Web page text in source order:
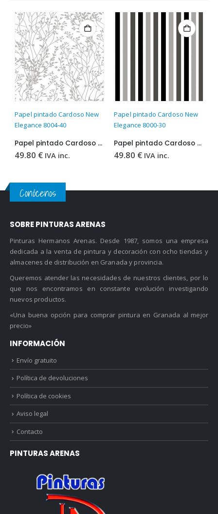
Papel pintado Cardoso New
Elegance 8004-40
Papel pintado Cardoso New Elegance 8004-40
49.80 € IVA inc.
Papel pintado Cardoso New
Elegance 8000-30
Papel pintado Cardoso New Elegance 8000-30
49.80 € IVA inc.
Conócenos
SOBRE PINTURAS ARENAS
Pinturas Hermanos Arenas. Desde 1987, somos una empresa
dedicada a la venta de pintura y decoración con ocho tiendas y
almacenes de distribución en Granada y provincia.
Queremos atender las necesidades de nuestros clientes, por lo
que nos encontramos en constante evolución investigando
nuevos productos.
«Una buena opción para comprar pintura en Granada al mejor
precio»
INFORMACIÓN
Envío gratuito
Política de devoluciones
Política de cookies
Aviso legal
Contacto
PINTURAS ARENAS